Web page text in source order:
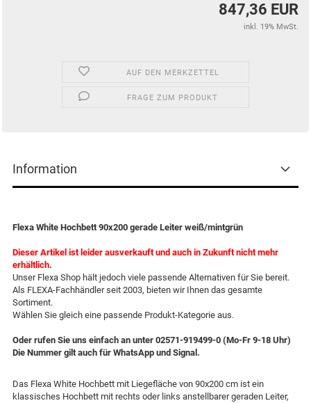
847,36 EUR
inkl. 19% MwSt.
AUF DEN MERKZETTEL
FRAGE ZUM PRODUKT
Information
Flexa White Hochbett 90x200 gerade Leiter weiß/mintgrün
Dieser Artikel ist leider ausverkauft und auch in Zukunft nicht mehr
erhältlich.
Unser Flexa Shop hält jedoch viele passende Alternativen für Sie bereit.
Als FLEXA-Fachhändler seit 2003, bieten wir Ihnen das gesamte
Sortiment.
Wählen Sie gleich eine passende Produkt-Kategorie aus.
Oder rufen Sie uns einfach an unter 02571-919499-0 (Mo-Fr 9-18 Uhr)
Die Nummer gilt auch für WhatsApp und Signal.
Das Flexa White Hochbett mit Liegefläche von 90x200 cm ist ein
klassisches Hochbett mit rechts oder links anstellbarer geraden Leiter,